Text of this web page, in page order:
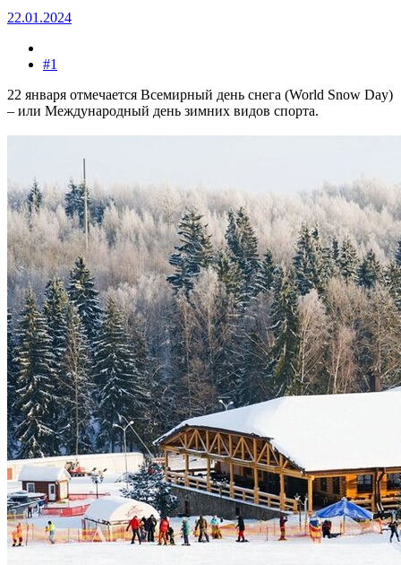
22.01.2024
#1
22 января отмечается Всемирный день снега (World Snow Day)
– или Международный день зимних видов спорта.